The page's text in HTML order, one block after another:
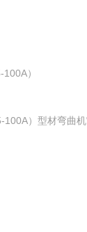
）
100A）型材弯曲